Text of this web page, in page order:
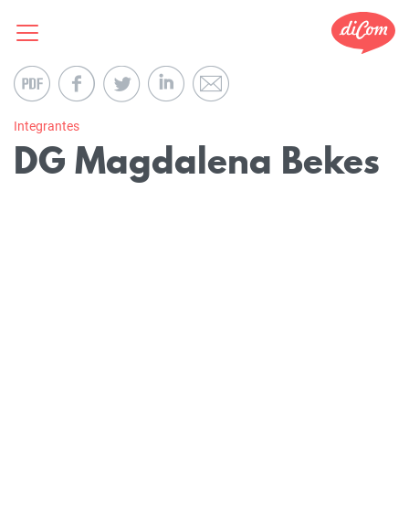
Integrantes
DG Magdalena Bekes